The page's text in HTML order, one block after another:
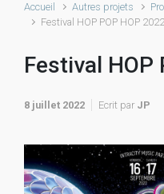
Accueil Autres projets
Festival HOP POP HOP 2022
Festival HOP
8 juillet 2022 Ecrit par JP